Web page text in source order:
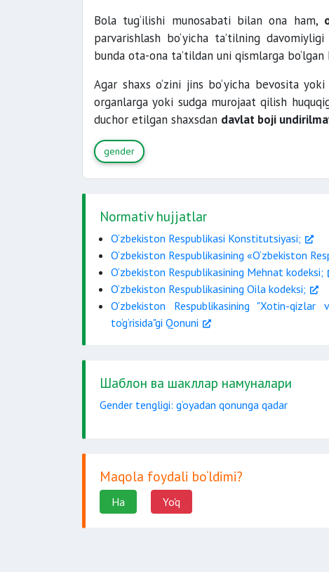
Bola tug‘ilishi munosabati bilan ona ham,
parvarishlash bo‘yicha ta’tilning
bunda ota-ona ta’tildan uni qismlarga
Agar shaxs o‘zini jins bo‘yicha bevosita
organlarga yoki sudga murojaat qilish
duchor etilgan shaxsdan davlat boji
gender
Normativ hujjatlar
O‘zbekiston Respublikasi Konstitutsiyasi;
O‘zbekiston Respublikasining «O‘zbekiston
O‘zbekiston Respublikasining Mehnat kodeksi;
O‘zbekiston Respublikasining Oila kodeksi;
O‘zbekiston Respublikasining "Xotin-
to‘g‘risida"gi Qonuni
Шаблон ва шакллар намуналари
Gender tengligi: g‘oyadan qonunga qadar
Maqola foydali bo‘ldimi?
Ha Yo'q